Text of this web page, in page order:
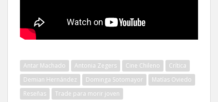
Antar Machado Antonia Zegers Cine Chileno
Crítica
Demian Hernández
Dominga Sotomayor
Matías Oviedo
Reseñas
Trade para morir joven